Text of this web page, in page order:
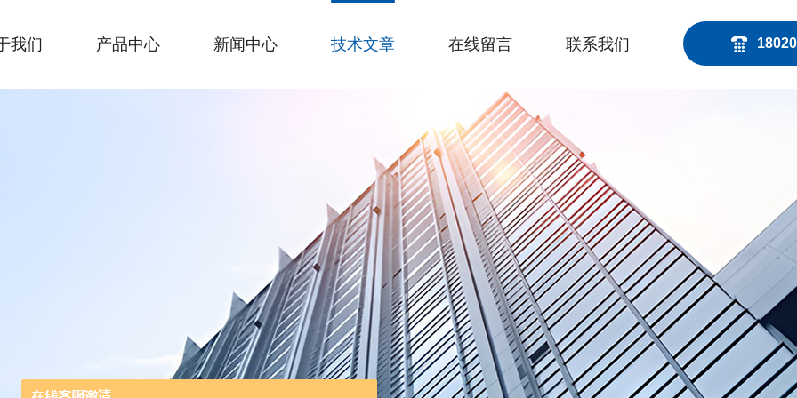
我们 产品中心 新闻中心 技术文章 在线留言 联系我们